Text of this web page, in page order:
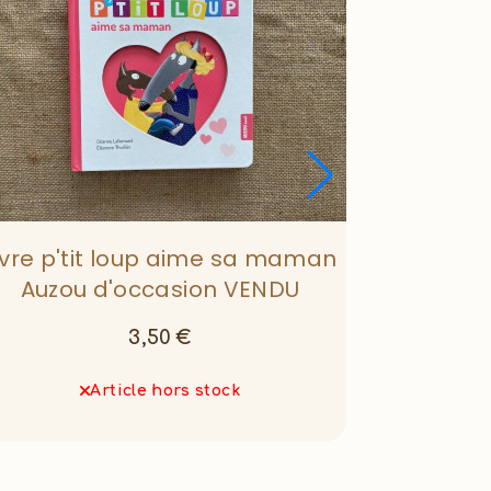
p'tit loup aime sa maman
Auzou d'occasion VENDU
3,50 €
Article hors stock